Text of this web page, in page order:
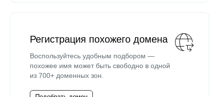
Регистрация похожего домена
Воспользуйтесь удобным подбором —
похожее имя может быть свободно в одной
из 700+ доменных зон.